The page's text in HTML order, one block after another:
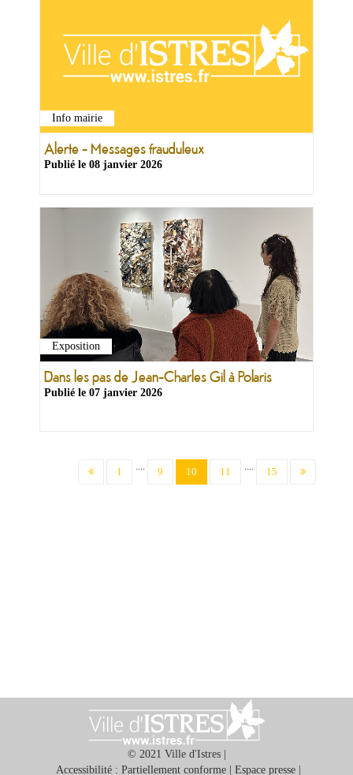
Info mairie
Alerte - Messages frauduleux
Publié le 08 janvier 2026
Exposition
Dans les pas de Jean-Charles Gil à Polaris
Publié le 07 janvier 2026
1 .... 9 10 (current)
11 .... 15
© 2021 Ville d'Istres |
Accessibilité : Partiellement conforme| Espace presse|